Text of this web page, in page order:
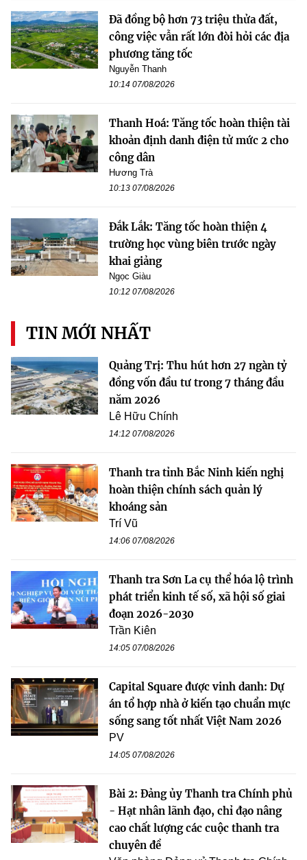
Đã đồng bộ hơn 73 triệu thửa đất,
công việc vẫn rất lớn đòi hỏi các địa
phương tăng tốc
Nguyễn Thanh
10:14 07/08/2026
Thanh Hoá: Tăng tốc hoàn thiện tài
khoản định danh điện tử mức 2 cho
công dân
Hương Trà
10:13 07/08/2026
Đắk Lắk: Tăng tốc hoàn thiện 4
trường học vùng biên trước ngày
khai giảng
Ngọc Giàu
10:12 07/08/2026
TIN MỚI NHẤT
Quảng Trị: Thu hút hơn 27 ngàn tỷ
đồng vốn đầu tư trong 7 tháng đầu
năm 2026
Lê Hữu Chính
14:12 07/08/2026
Thanh tra tỉnh Bắc Ninh kiến nghị
hoàn thiện chính sách quản lý
khoáng sản
Trí Vũ
14:06 07/08/2026
Thanh tra Sơn La cụ thể hóa lộ trình
phát triển kinh tế số, xã hội số giai
đoạn 2026-2030
Trần Kiên
14:05 07/08/2026
Capital Square được vinh danh: Dự
án tổ hợp nhà ở kiến tạo chuẩn mực
sống sang tốt nhất Việt Nam 2026
PV
14:05 07/08/2026
Bài 2: Đảng ủy Thanh tra Chính phủ
- Hạt nhân lãnh đạo, chỉ đạo nâng
cao chất lượng các cuộc thanh tra
chuyên đề